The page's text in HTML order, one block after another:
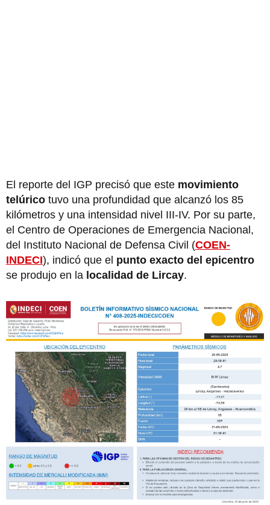
El reporte del IGP precisó que este movimiento
telúrico tuvo una profundidad que alcanzó los 85
kilómetros y una intensidad nivel III-IV. Por su parte,
el Centro de Operaciones de Emergencia Nacional,
del Instituto Nacional de Defensa Civil (COEN-
INDECI), indicó que el punto exacto del epicentro
se produjo en la localidad de Lircay.